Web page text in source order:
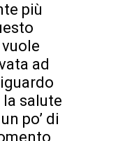
più
ad
la salute
po’ di